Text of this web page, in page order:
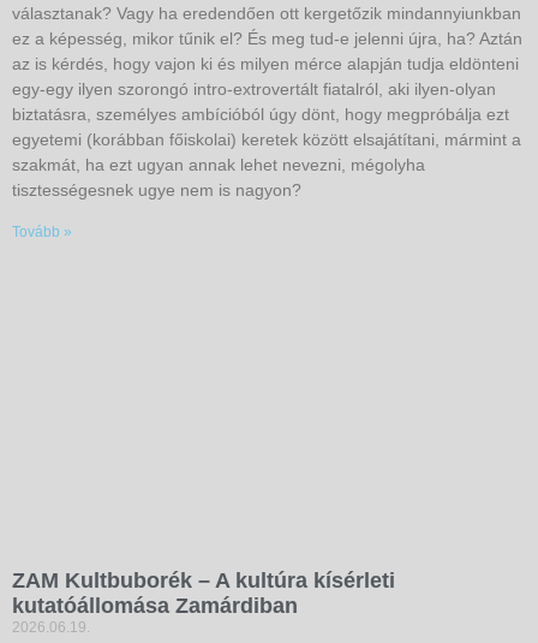
választanak? Vagy ha eredendően ott kergetőzik mindannyiunkban
ez a képesség, mikor tűnik el? És meg tud-e jelenni újra, ha? Aztán
az is kérdés, hogy vajon ki és milyen mérce alapján tudja eldönteni
egy-egy ilyen szorongó intro-extrovertált fiatalról, aki ilyen-olyan
biztatásra, személyes ambícióból úgy dönt, hogy megpróbálja ezt
egyetemi (korábban főiskolai) keretek között elsajátítani, mármint a
szakmát, ha ezt ugyan annak lehet nevezni, mégolyha
tisztességesnek ugye nem is nagyon?
Tovább »
ZAM Kultbuborék – A kultúra kísérleti
kutatóállomása Zamárdiban
2026.06.19.